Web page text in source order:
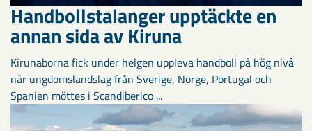
Handbollstalanger upptäckte en
annan sida av Kiruna
Kirunaborna fick under helgen uppleva handboll på hög nivå
när ungdomslandslag från Sverige, Norge, Portugal och
Spanien möttes i Scandiberico ...